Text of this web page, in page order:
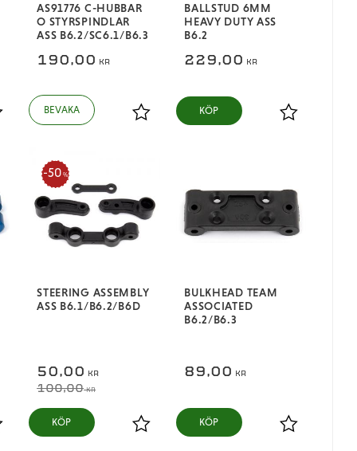
till i favoriter
AS91776 C-HUBBAR
O STYRSPINDLAR
ASS B6.2/SC6.1/B6.3
190,00 KR
Lägg till i favoriter
BALLSTUD 6MM
HEAVY DUTY ASS
B6.2
229,00 KR
Lägg till i
KÖP
till i favoriter
STEERING ASSEMBLY
ASS B6.1/B6.2/B6D
50,00 KR
100,00KR
50 %
Lägg till i favoriter
KÖP
BULKHEAD TEAM
ASSOCIATED
B6.2/B6.3
89,00 KR
Lägg till i
KÖP